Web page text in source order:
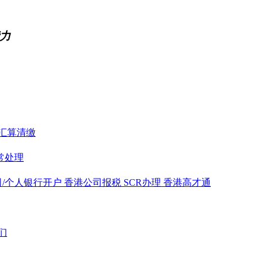
算清缴
处理
个人银行开户 香港公司报税 SCR办理 香港高才通